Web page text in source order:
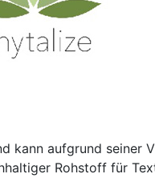
kann aufgrund seiner
Rohstoff für